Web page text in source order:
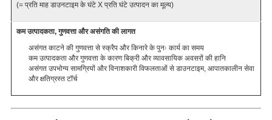
(= प्रति माह डाउनटाइम के घंटे X प्रति घंटे उत्पादन का मूल्य)
कम उत्पादकता, गुणवत्ता और असंगति की लागत
असंगत काटने की गुणवत्ता से स्क्रैप और किनारे के पुनः कार्य का समय
कम उत्पादकता और गुणवत्ता के कारण बिक्री और व्यावसायिक अवसरों की हानि
असंगत उपभोग्य सामग्रियों और विनाशकारी विफलताओं से डाउनटाइम, आपातकालीन सेवा
और क्षतिग्रस्त टॉर्च